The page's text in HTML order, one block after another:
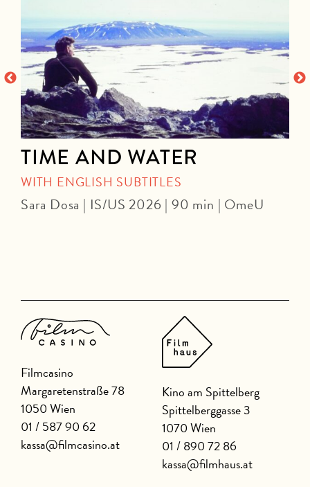
TIME AND WATER
WITH ENGLISH SUBTITLES
Sara Dosa | IS/US 2026 | 90 min | OmeU
Filmcasino
Margaretenstraße 78
1050 Wien
01 / 587 90 62
kassa@filmcasino.at
Kino am Spittelberg
Spittelberggasse 3
1070 Wien
01 / 890 72 86
kassa@filmhaus.at